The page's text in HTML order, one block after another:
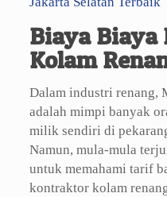
Biaya Biaya
Kolam
Dalam industri renang,
adalah mimpi banyak
milik sendiri di
Namun, mula-mula
untuk memahami tarif
kontraktor kolam